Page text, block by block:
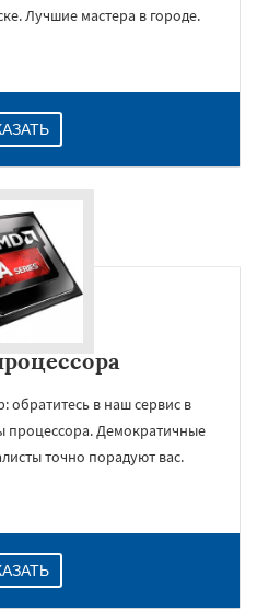
Лучшие мастера в городе.
обратитесь в наш сервис в
процессора. Демократичные
точно порадуют вас.